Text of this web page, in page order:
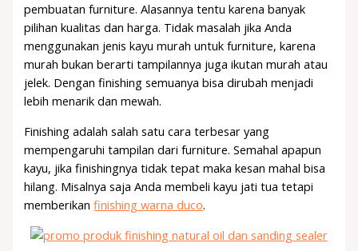
pembuatan furniture. Alasannya tentu karena banyak
pilihan kualitas dan harga. Tidak masalah jika Anda
menggunakan jenis kayu murah untuk furniture, karena
murah bukan berarti tampilannya juga ikutan murah atau
jelek. Dengan finishing semuanya bisa dirubah menjadi
lebih menarik dan mewah.
Finishing adalah salah satu cara terbesar yang
mempengaruhi tampilan dari furniture. Semahal apapun
kayu, jika finishingnya tidak tepat maka kesan mahal bisa
hilang. Misalnya saja Anda membeli kayu jati tua tetapi
memberikanfinishing warna duco.